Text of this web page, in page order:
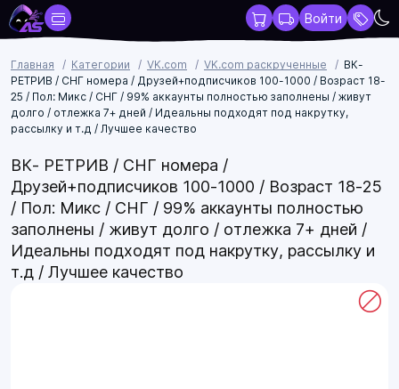
Войти
Главная Категории VK.com VK.com раскрученные
ВК-
РЕТРИВ / СНГ номера / Друзей+подписчиков 100-1000 / Возраст 18-
25 / Пол: Микс / СНГ / 99% аккаунты полностью заполнены / живут
долго / отлежка 7+ дней / Идеальны подходят под накрутку,
рассылку и т.д / Лучшее качество
ВК- РЕТРИВ / СНГ номера /
Друзей+подписчиков 100-1000 / Возраст 18-25
/ Пол: Микс / СНГ / 99% аккаунты полностью
заполнены / живут долго / отлежка 7+ дней /
Идеальны подходят под накрутку, рассылку и
т.д / Лучшее качество